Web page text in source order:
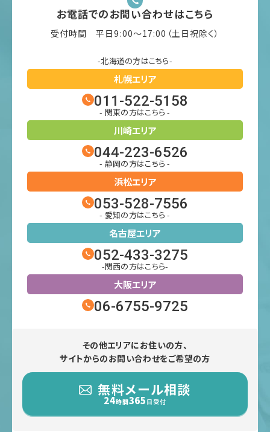
お電話でのお問い合わせはこちら
受付時間 平日9:00〜17:00（土日祝除く）
-北海道の方はこちら-
札幌エリア
011-522-5158
- 関東の方はこちら -
川崎エリア
044-223-6526
- 静岡の方はこちら -
浜松エリア
053-528-7556
- 愛知の方はこちら -
名古屋エリア
052-433-3275
-関西の方はこちら-
大阪エリア
06-6755-9725
その他エリアにお住いの方、
サイトからのお問い合わせをご希望の方
無料メール相談
24時間365 日受付